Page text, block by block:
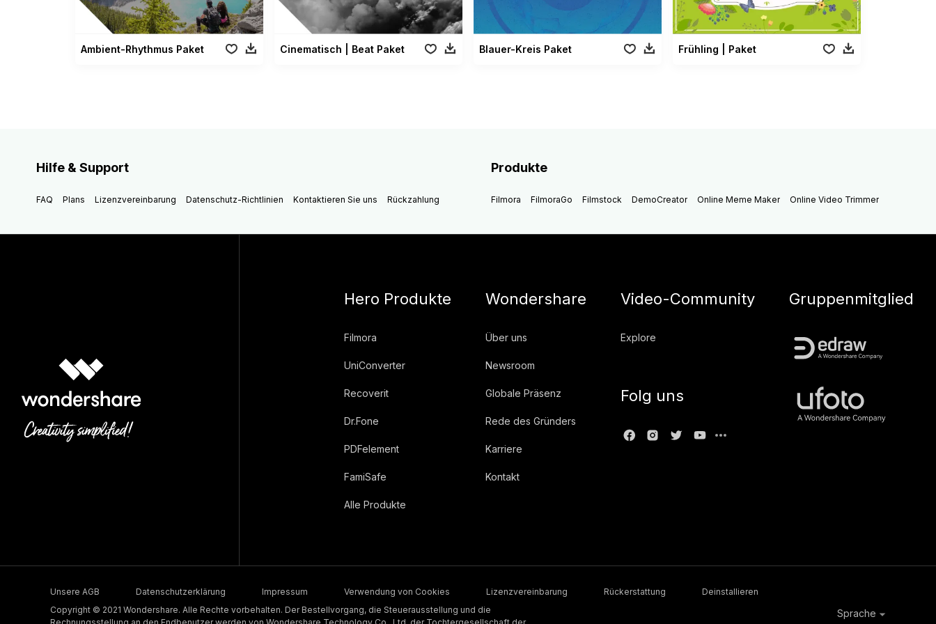
Ambient-Rhythmus Paket Cinematisch | Beat Paket Blauer-Kreis Paket Frühling | Paket
Hilfe & Support
FAQ Plans Lizenzvereinbarung Datenschutz-Richtlinien Kontaktieren Sie uns Rückzahlung
Produkte
Filmora FilmoraGo Filmstock DemoCreator Online Meme Maker Online Video Trimmer
Hero Produkte
Filmora
UniConverter
Recoverit
Dr.Fone
PDFelement
FamiSafe
Alle Produkte
Wondershare
Über uns
Newsroom
Globale Präsenz
Rede des Gründers
Karriere
Kontakt
Video-Community
Explore
Folg uns
Gruppenmitglied
Unsere AGB Datenschutzerklärung Impressum Verwendung von Cookies Lizenzvereinbarung Rückerstattung
Deinstallieren
Copyright © 2021 Wondershare. Alle Rechte vorbehalten. Der Bestellvorgang, die Steuerausstellung und die
Sprache